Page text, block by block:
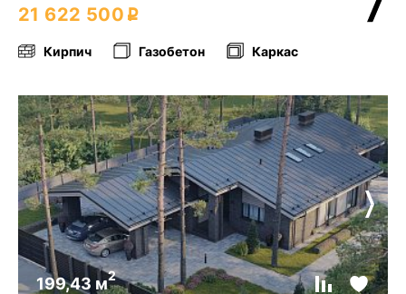
21 622 500
Кирпич Газобетон Каркас
199,43 м2